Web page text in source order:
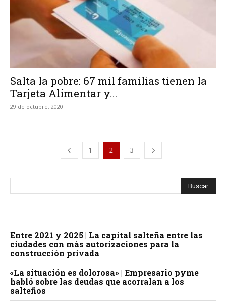
Salta la pobre: 67 mil familias tienen la
Tarjeta Alimentar y...
29 de octubre, 2020
1 2 3
Entre 2021 y 2025 | La capital salteña entre las
ciudades con más autorizaciones para la
construcción privada
«La situación es dolorosa» | Empresario pyme
habló sobre las deudas que acorralan a los
salteños